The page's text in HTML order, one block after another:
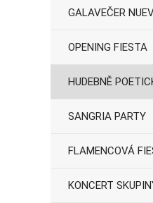
GALAVEČER
OPENING FIESTA
HUDEBNĚ
SANGRIA PARTY
FLAMENCOVÁ
KONCERT